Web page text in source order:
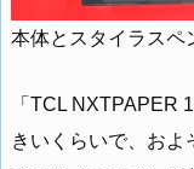
本体とスタイラスペ
「TCL NXTPAPER
きいくらいで、およ